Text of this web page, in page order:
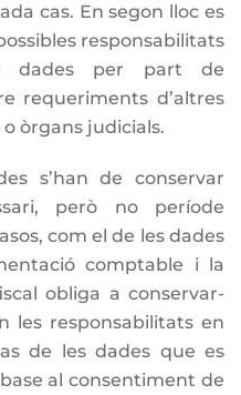
cas. En segon lloc es
responsabilitats
dades per part de
requeriments d’altres
òrgans judicials.
s’han de conservar
però no període
com el de les dades
comptable i la
obliga a conservar-
les responsabilitats en
de les dades que es
al consentiment de